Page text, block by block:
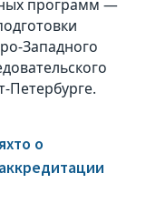
программ —
Западного
Петербурге.
о